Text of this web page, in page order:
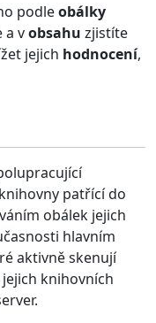
podleobálky
a vobsahu zjistíte
jejich hodnocení,
patřící do
obálek jejich
hlavním
aktivně skenují
knihovních